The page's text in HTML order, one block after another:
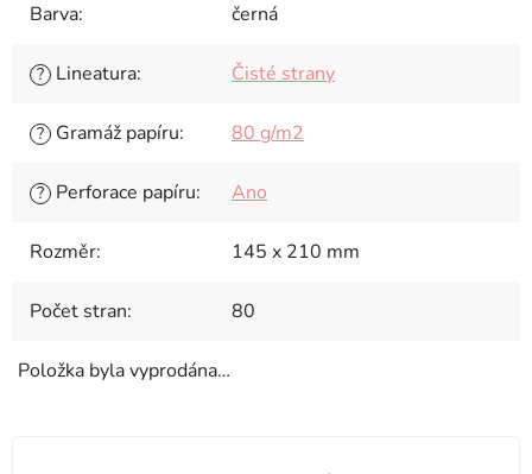
Barva: černá
? Lineatura: Čisté strany
? Gramáž papíru: 80 g/m2
? Perforace papíru: Ano
Rozměr: 145 x 210 mm
Počet stran: 80
Položka byla vyprodána…